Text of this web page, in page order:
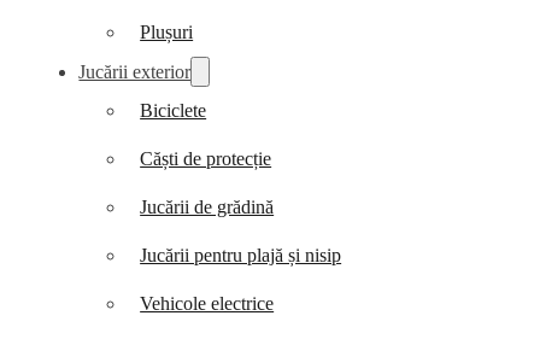
Plușuri
Jucării exterior
Biciclete
Căști de protecție
Jucării de grădină
Jucării pentru plajă și nisip
Vehicole electrice